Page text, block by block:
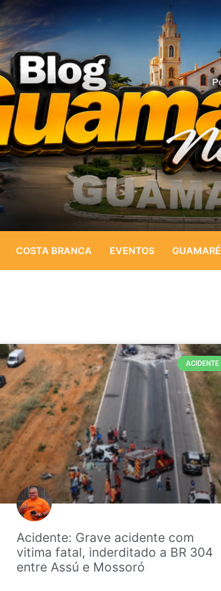
COSTA BRANCA EVENTOS GUAMARÉ
ACIDENTE
Acidente: Grave acidente com
vitima fatal, inderditado a BR 304
entre Assú e Mossoró